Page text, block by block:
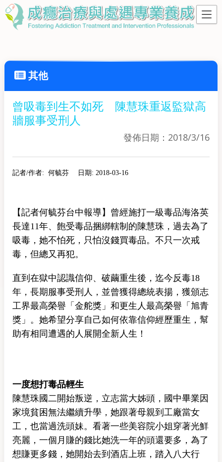
其他
曾吸毒到生不如死 陳慧珠重返監獄高
牆服事受刑人
發佈日期：2018/3/16
記者/作者: 何毓芬 日期: 2018-03-16
【記者何毓芬台中報導】曾經施打一級毒品海洛英
長達11年、飽受毒品捆綁轄制的陳慧珠，過去為了
吸毒，她不怕死，只怕沒錢買毒品。不只一次戒
毒，但總又再犯。
直到在獄中認識信仰、破繭重生後，迄今反毒18
年，長期服事受刑人，並曾獲得總統表揚，獲頒志
工界最高榮譽「金舵獎」和更生人最高榮譽「旭青
獎」。她希望分享自己如何依靠信仰經歷重生，幫
助有相同遭遇的人展開全新人生！
一度想打毒品輕生
陳慧珠國二開始叛逆，立志當大姊頭，國中畢業因
家境貧困無法繼續升學，她跟著母親到工廠當女
工，也當過洗頭妹。看著一些美容院小姐穿著光鮮
亮麗，一個月賺的錢比她洗一年的頭還要多，為了
想賺更多錢，她開始去到酒店上班，踏入八大行